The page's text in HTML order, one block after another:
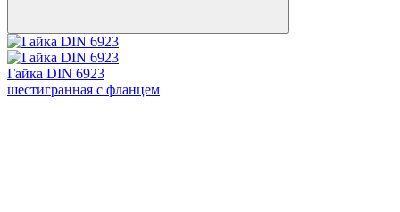
Гайка DIN 6923
шестигранная с фланцем